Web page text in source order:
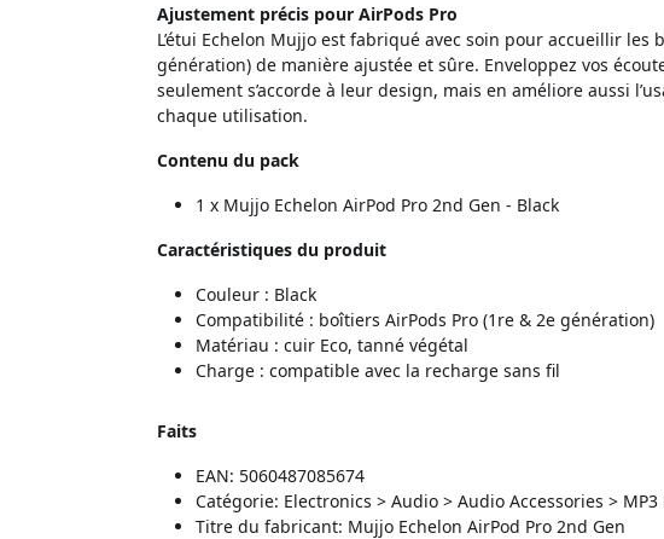
Ajustement précis pour AirPods Pro
L’étui Echelon Mujjo est fabriqué avec soin pour accueillir les
génération) de manière ajustée et sûre. Enveloppez vos
seulement s’accorde à leur design, mais en améliore aussi
chaque utilisation.
Contenu du pack
1 x Mujjo Echelon AirPod Pro 2nd Gen - Black
Caractéristiques du produit
Couleur : Black
Compatibilité : boîtiers AirPods Pro (1re & 2e génération)
Matériau : cuir Eco, tanné végétal
Charge : compatible avec la recharge sans fil
Faits
EAN: 5060487085674
Catégorie: Electronics > Audio > Audio Accessories > MP3
Titre du fabricant: Mujjo Echelon AirPod Pro 2nd Gen